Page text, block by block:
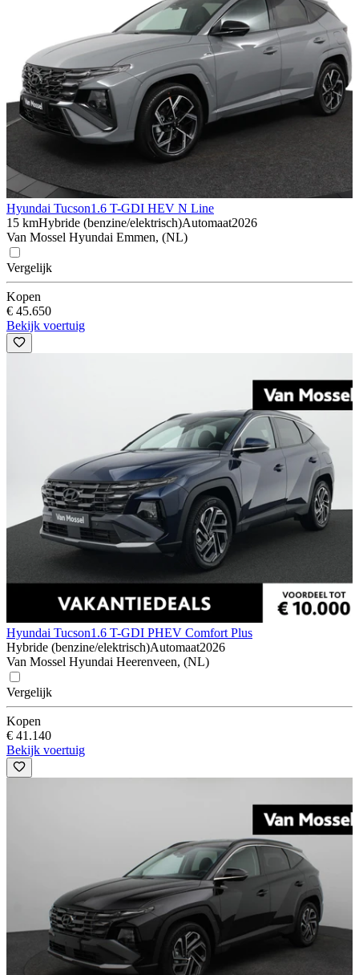
Hyundai Tucson1.6 T-GDI HEV N Line
15 kmHybride (benzine/elektrisch)Automaat2026
Van Mossel Hyundai Emmen, (NL)
Vergelijk
Kopen
€ 45.650
Bekijk voertuig
Hyundai Tucson1.6 T-GDI PHEV Comfort Plus
Hybride (benzine/elektrisch)Automaat2026
Van Mossel Hyundai Heerenveen, (NL)
Vergelijk
Kopen
€ 41.140
Bekijk voertuig